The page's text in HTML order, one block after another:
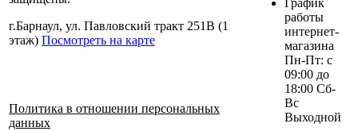
г.Барнаул, ул. Павловский тракт 251В (1
этаж) Посмотреть на карте
Политика в отношении персональных
данных
График
работы
интернет-
магазина
Пн-Пт: с
09:00 до
18:00 Сб-
Вс
Выходной